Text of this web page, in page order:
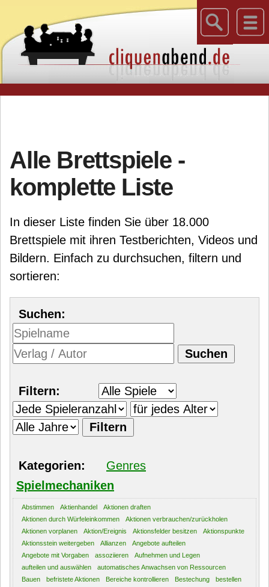
Alle Brettspiele -
komplette Liste
In dieser Liste finden Sie über 18.000
Brettspiele mit ihren Testberichten, Videos und
Bildern. Einfach zu durchsuchen, filtern und
sortieren:
Suchen:
Filtern:
Kategorien:
Genres
Spielmechaniken
Abstimmen Aktienhandel
Aktionen draften
Aktionen durch Würfeleinkommen
Aktionen verbrauchen/zurückholen
Aktionen vorplanen
Aktion/Ereignis Aktionsfelder besitzen
Aktionspunkte
Aktionsstein weitergeben
Allianzen
Angebote aufteilen
Angebote mit Vorgaben
assoziieren
Aufnehmen und Legen
aufteilen und auswählen
automatisches Anwachsen von Ressourcen
Bauen
befristete Aktionen Bereiche kontrollieren Bestechung
bestellen